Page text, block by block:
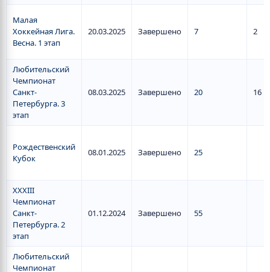
Малая
Хоккейная Лига.
Весна. 1 этап
20.03.2025 Завершено 7 2
Любительский
Чемпионат
Санкт-
Петербурга. 3
этап
08.03.2025 Завершено 20 16
Рождественский
Кубок
08.01.2025 Завершено 25
XXXIII
Чемпионат
Санкт-
Петербурга. 2
этап
01.12.2024 Завершено 55
Любительский
Чемпионат